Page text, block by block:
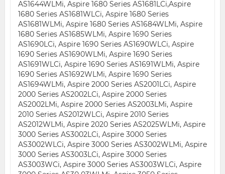
AS1644WLMi, Aspire 1680 Series AS1681LCi,Aspire
1680 Series AS1681WLCi, Aspire 1680 Series
AS1681WLMi, Aspire 1680 Series AS1684WLMi, Aspire
1680 Series AS1685WLMi, Aspire 1690 Series
AS1690LCi, Aspire 1690 Series AS1690WLCi, Aspire
1690 Series AS1690WLMi, Aspire 1690 Series
AS1691WLCi, Aspire 1690 Series AS1691WLMi, Aspire
1690 Series AS1692WLMi, Aspire 1690 Series
AS1694WLMi, Aspire 2000 Series AS2001LCi, Aspire
2000 Series AS2002LCi, Aspire 2000 Series
AS2002LMi, Aspire 2000 Series AS2003LMi, Aspire
2010 Series AS2012WLCi, Aspire 2010 Series
AS2012WLMi, Aspire 2020 Series AS2025WLMi, Aspire
3000 Series AS3002LCi, Aspire 3000 Series
AS3002WLCi, Aspire 3000 Series AS3002WLMi, Aspire
3000 Series AS3003LCi, Aspire 3000 Series
AS3003WCi, Aspire 3000 Series AS3003WLCi, Aspire